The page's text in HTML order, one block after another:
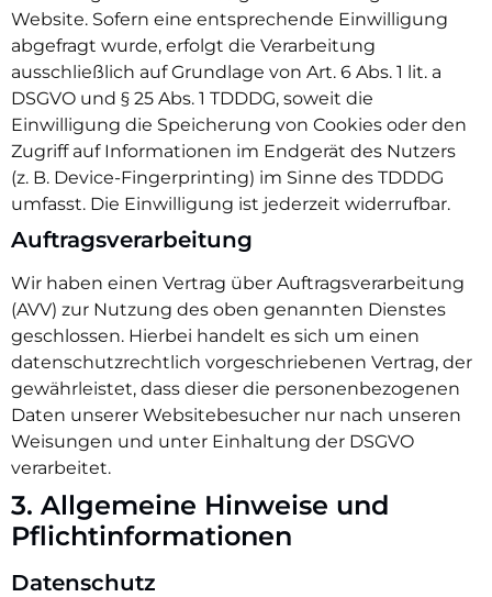
Website. Sofern eine entsprechende Einwilligung
abgefragt wurde, erfolgt die Verarbeitung
ausschließlich auf Grundlage von Art. 6 Abs. 1 lit. a
DSGVO und § 25 Abs. 1 TDDDG, soweit die
Einwilligung die Speicherung von Cookies oder den
Zugriff auf Informationen im Endgerät des Nutzers
(z. B. Device-Fingerprinting) im Sinne des TDDDG
umfasst. Die Einwilligung ist jederzeit widerrufbar.
Auftragsverarbeitung
Wir haben einen Vertrag über Auftragsverarbeitung
(AVV) zur Nutzung des oben genannten Dienstes
geschlossen. Hierbei handelt es sich um einen
datenschutzrechtlich vorgeschriebenen Vertrag, der
gewährleistet, dass dieser die personenbezogenen
Daten unserer Websitebesucher nur nach unseren
Weisungen und unter Einhaltung der DSGVO
verarbeitet.
3. Allgemeine Hinweise und
Pflicht­informationen
Datenschutz